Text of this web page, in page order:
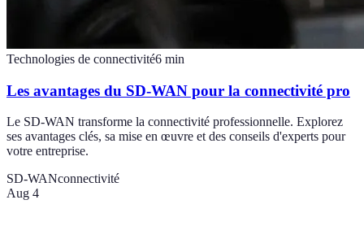
Technologies de connectivité6 min
Les avantages du SD-WAN pour la connectivité pro
Le SD-WAN transforme la connectivité professionnelle. Explorez
ses avantages clés, sa mise en œuvre et des conseils d'experts pour
votre entreprise.
SD-WANconnectivité
Aug 4